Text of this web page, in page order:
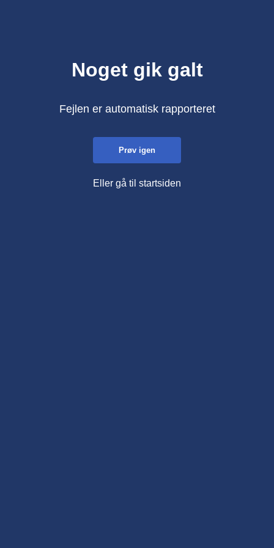
Noget gik galt
Fejlen er automatisk rapporteret
Prøv igen
Eller gå til startsiden